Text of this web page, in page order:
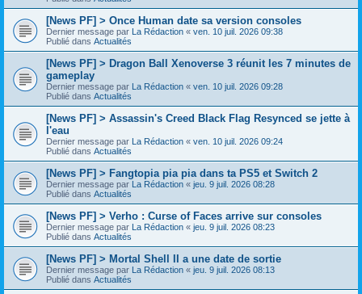
[News PF] > Once Human date sa version consoles
Dernier message par La Rédaction « ven. 10 juil. 2026 09:38
Publié dans Actualités
[News PF] > Dragon Ball Xenoverse 3 réunit les 7 minutes de
gameplay
Dernier message par La Rédaction « ven. 10 juil. 2026 09:28
Publié dans Actualités
[News PF] > Assassin's Creed Black Flag Resynced se jette à
l'eau
Dernier message par La Rédaction « ven. 10 juil. 2026 09:24
Publié dans Actualités
[News PF] > Fangtopia pia pia dans ta PS5 et Switch 2
Dernier message par La Rédaction « jeu. 9 juil. 2026 08:28
Publié dans Actualités
[News PF] > Verho : Curse of Faces arrive sur consoles
Dernier message par La Rédaction « jeu. 9 juil. 2026 08:23
Publié dans Actualités
[News PF] > Mortal Shell II a une date de sortie
Dernier message par La Rédaction « jeu. 9 juil. 2026 08:13
Publié dans Actualités